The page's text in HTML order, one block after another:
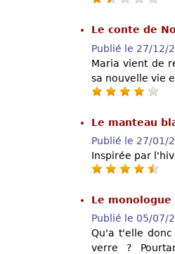
Le conte de
Publié le 27/12/
Maria vient de
sa nouvelle vie
Le manteau
Publié le 27/01/
Inspirée par
Le
Publié le 05/07/
Qu'a t'elle
verre ?